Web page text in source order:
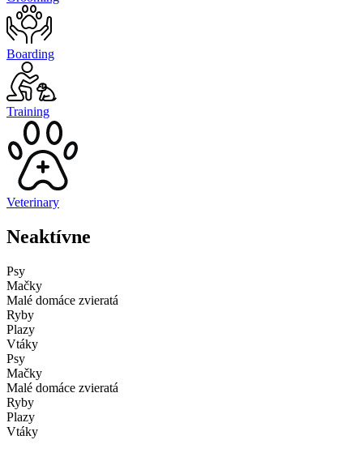
Boarding
Training
Veterinary
Neaktívne
Psy
Mačky
Malé domáce zvieratá
Ryby
Plazy
Vtáky
Psy
Mačky
Malé domáce zvieratá
Ryby
Plazy
Vtáky